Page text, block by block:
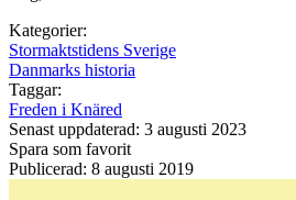
Kategorier:
Stormaktstidens Sverige
Danmarks historia
Taggar:
Freden i Knäred
Senast uppdaterad: 3 augusti 2023
Spara som favorit
Publicerad: 8 augusti 2019